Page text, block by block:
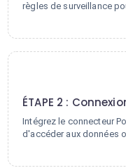
règles de surveillance
ÉTAPE 2 :
Intégrez le connecteur
d'accéder aux données